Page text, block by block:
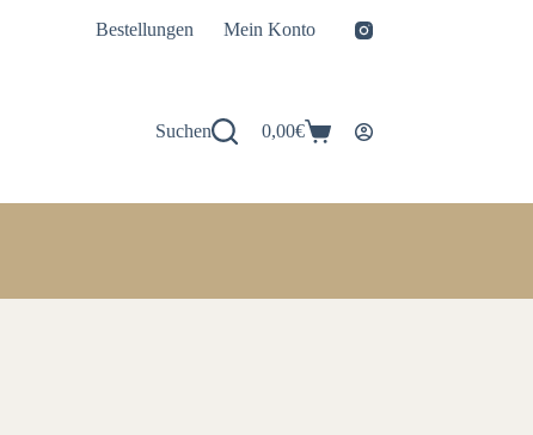
Bestellungen Mein Konto
Suchen Warenkorb
0,00€